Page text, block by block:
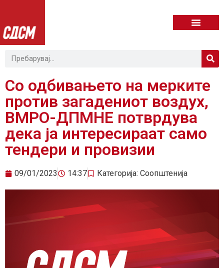
Со одбивањето на мерките
против загадениот воздух,
ВМРО-ДПМНЕ потврдува
дека ја интересираат само
тендери и провизии
09/01/2023 14:37 Категорија: Соопштенија